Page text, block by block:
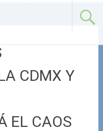
CDMX Y
EL CAOS